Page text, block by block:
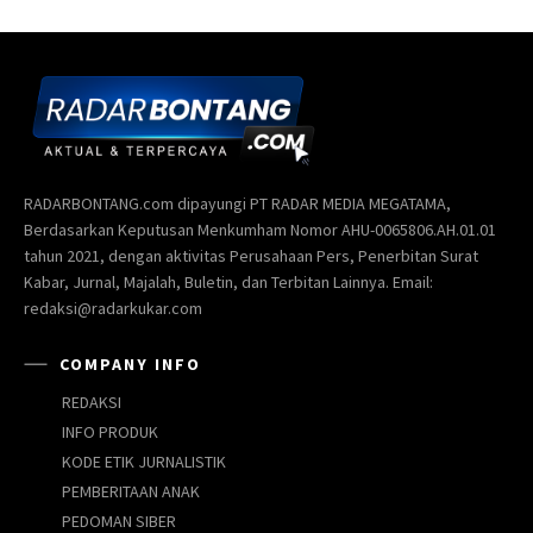
RADARBONTANG.com dipayungi PT RADAR MEDIA MEGATAMA,
Berdasarkan Keputusan Menkumham Nomor AHU-0065806.AH.01.01
tahun 2021, dengan aktivitas Perusahaan Pers, Penerbitan Surat
Kabar, Jurnal, Majalah, Buletin, dan Terbitan Lainnya. Email:
redaksi@radarkukar.com
COMPANY INFO
REDAKSI
INFO PRODUK
KODE ETIK JURNALISTIK
PEMBERITAAN ANAK
PEDOMAN SIBER